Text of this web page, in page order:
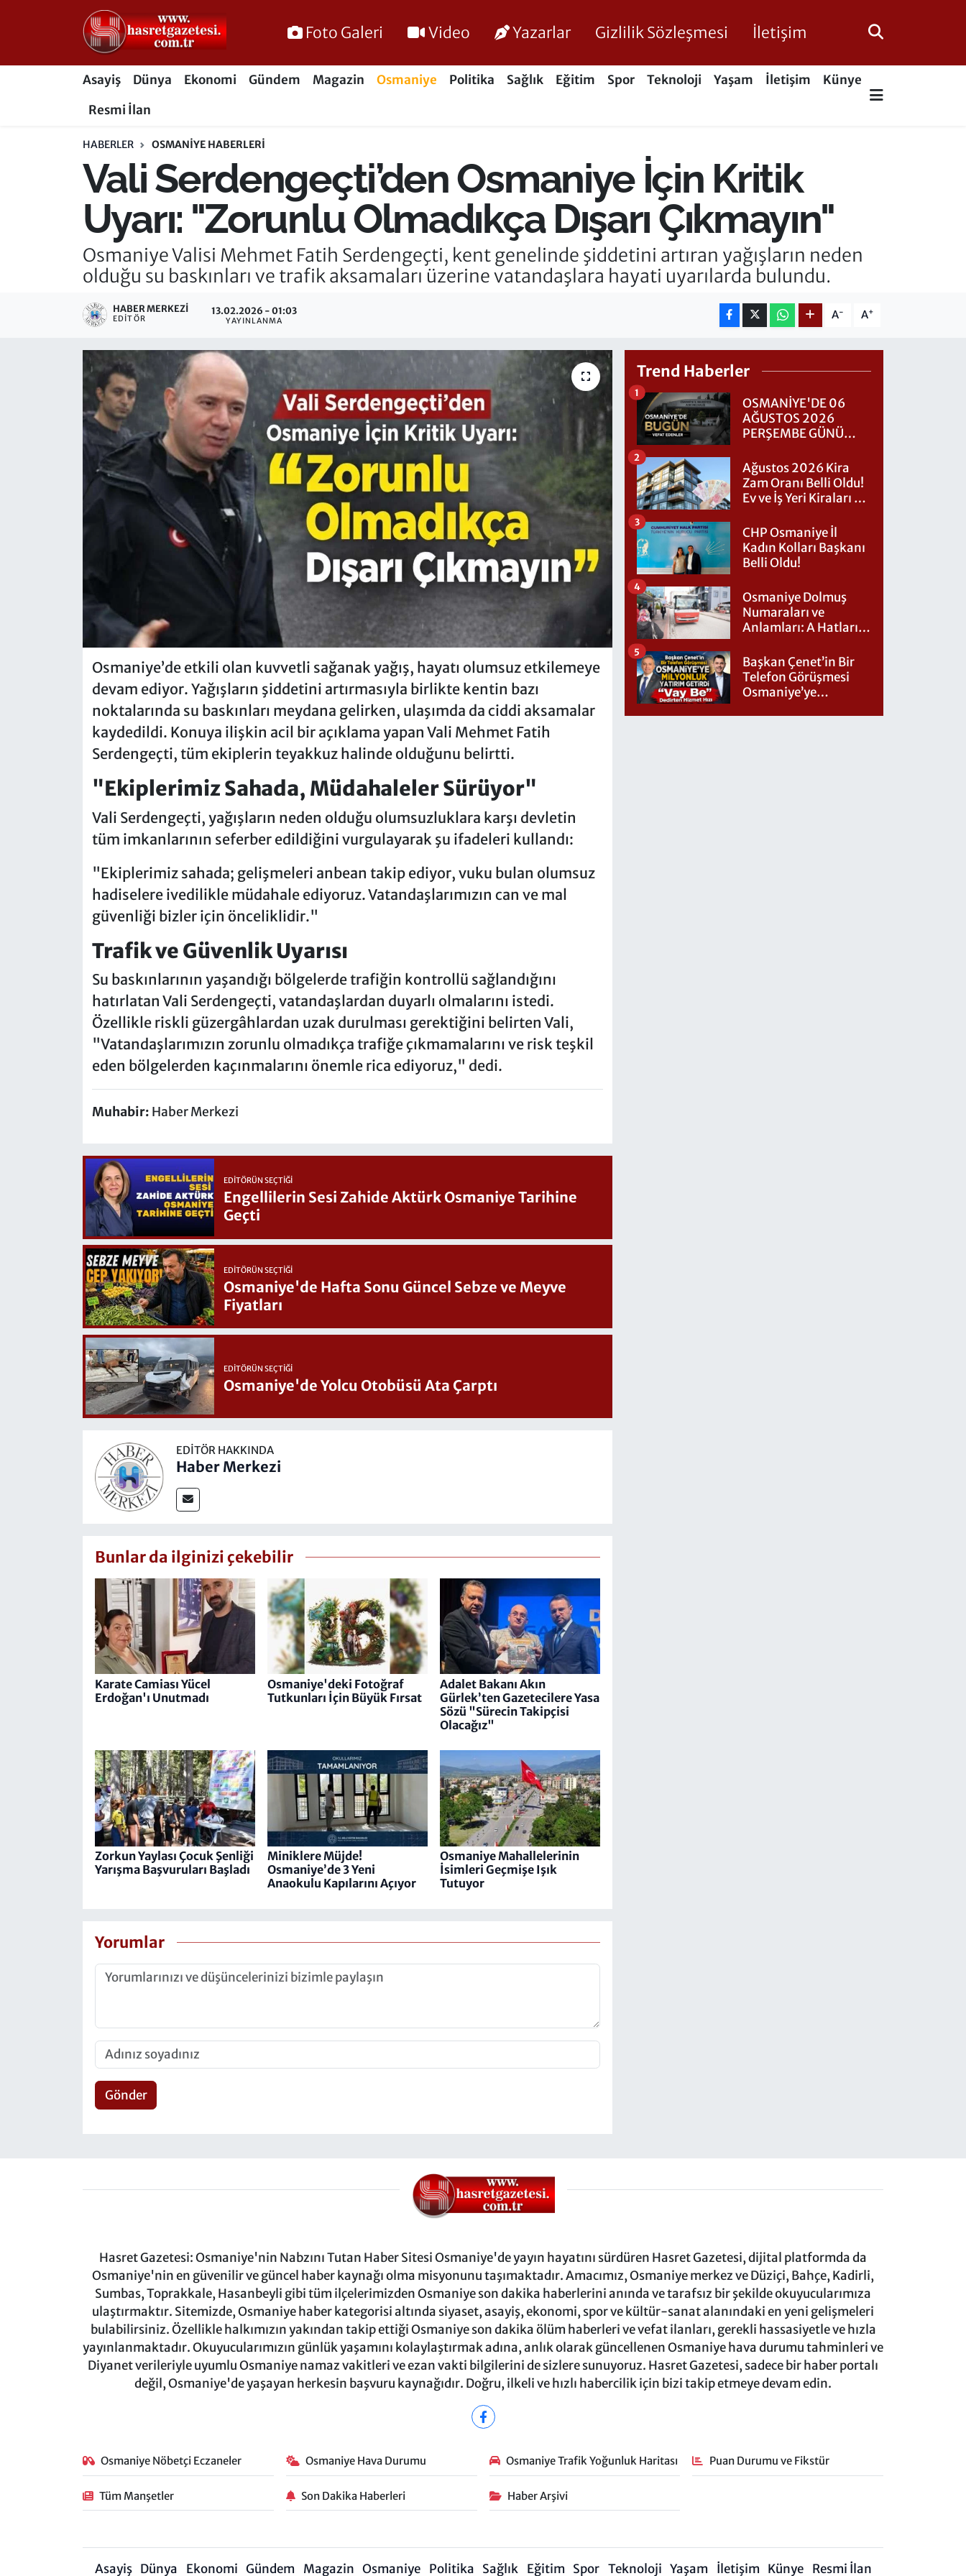
Foto Galeri Video Yazarlar Gizlilik Sözleşmesi İletişim
Asayiş Dünya Ekonomi Gündem Magazin Osmaniye Politika Sağlık Eğitim Spor Teknoloji Yaşam İletişim
Künye
Resmi İlan
HABERLER OSMANIYE HABERLERI
Vali Serdengeçti’den Osmaniye İçin Kritik
Uyarı: "Zorunlu Olmadıkça Dışarı Çıkmayın"
Osmaniye Valisi Mehmet Fatih Serdengeçti, kent genelinde şiddetini artıran yağışların neden
olduğu su baskınları ve trafik aksamaları üzerine vatandaşlara hayati uyarılarda bulundu.
HABER MERKEZI
EDITÖR
13.02.2026 - 01:03
YAYINLANMA A- A+
Osmaniye’de etkili olan kuvvetli sağanak yağış, hayatı olumsuz etkilemeye
devam ediyor. Yağışların şiddetini artırmasıyla birlikte kentin bazı
noktalarında su baskınları meydana gelirken, ulaşımda da ciddi aksamalar
kaydedildi. Konuya ilişkin acil bir açıklama yapan Vali Mehmet Fatih
Serdengeçti, tüm ekiplerin teyakkuz halinde olduğunu belirtti.
"Ekiplerimiz Sahada, Müdahaleler Sürüyor"
Vali Serdengeçti, yağışların neden olduğu olumsuzluklara karşı devletin
tüm imkanlarının seferber edildiğini vurgulayarak şu ifadeleri kullandı:
"Ekiplerimiz sahada; gelişmeleri anbean takip ediyor, vuku bulan olumsuz
hadiselere ivedilikle müdahale ediyoruz. Vatandaşlarımızın can ve mal
güvenliği bizler için önceliklidir."
Trafik ve Güvenlik Uyarısı
Su baskınlarının yaşandığı bölgelerde trafiğin kontrollü sağlandığını
hatırlatan Vali Serdengeçti, vatandaşlardan duyarlı olmalarını istedi.
Özellikle riskli güzergâhlardan uzak durulması gerektiğini belirten Vali,
"Vatandaşlarımızın zorunlu olmadıkça trafiğe çıkmamalarını ve risk teşkil
eden bölgelerden kaçınmalarını önemle rica ediyoruz," dedi.
Muhabir: Haber Merkezi
EDITÖRÜN SEÇTIĞI
Engellilerin Sesi Zahide Aktürk Osmaniye Tarihine
Geçti
EDITÖRÜN SEÇTIĞI
Osmaniye'de Hafta Sonu Güncel Sebze ve Meyve
Fiyatları
EDITÖRÜN SEÇTIĞI
Osmaniye'de Yolcu Otobüsü Ata Çarptı
EDITÖR HAKKINDA
Haber Merkezi
Bunlar da ilginizi çekebilir
Karate Camiası Yücel
Erdoğan'ı Unutmadı
Osmaniye'deki Fotoğraf
Tutkunları İçin Büyük Fırsat
Adalet Bakanı Akın
Gürlek’ten Gazetecilere Yasa
Sözü "Sürecin Takipçisi
Olacağız"
Zorkun Yaylası Çocuk Şenliği
Yarışma Başvuruları Başladı
Miniklere Müjde!
Osmaniye’de 3 Yeni
Anaokulu Kapılarını Açıyor
Osmaniye Mahallelerinin
İsimleri Geçmişe Işık
Tutuyor
Yorumlar
Gönder
Trend Haberler
OSMANİYE'DE 06
AĞUSTOS 2026
PERŞEMBE GÜNÜ
1
Ağustos 2026 Kira
Zam Oranı Belli Oldu!
Ev ve İş Yeri Kiraları Ne
2
CHP Osmaniye İl
Kadın Kolları Başkanı
Belli Oldu!
3
Osmaniye Dolmuş
Numaraları ve
Anlamları: A Hatları
4
Başkan Çenet’in Bir
Telefon Görüşmesi
Osmaniye’ye
5
Hasret Gazetesi: Osmaniye'nin Nabzını Tutan Haber Sitesi Osmaniye'de yayın hayatını sürdüren Hasret Gazetesi, dijital platformda da
Osmaniye'nin en güvenilir ve güncel haber kaynağı olma misyonunu taşımaktadır. Amacımız, Osmaniye merkez ve Düziçi, Bahçe, Kadirli,
Sumbas, Toprakkale, Hasanbeyli gibi tüm ilçelerimizden Osmaniye son dakika haberlerini anında ve tarafsız bir şekilde okuyucularımıza
ulaştırmaktır. Sitemizde, Osmaniye haber kategorisi altında siyaset, asayiş, ekonomi, spor ve kültür-sanat alanındaki en yeni gelişmeleri
bulabilirsiniz. Özellikle halkımızın yakından takip ettiği Osmaniye son dakika ölüm haberleri ve vefat ilanları, gerekli hassasiyetle ve hızla
yayınlanmaktadır. Okuyucularımızın günlük yaşamını kolaylaştırmak adına, anlık olarak güncellenen Osmaniye hava durumu tahminleri ve
Diyanet verileriyle uyumlu Osmaniye namaz vakitleri ve ezan vakti bilgilerini de sizlere sunuyoruz. Hasret Gazetesi, sadece bir haber portalı
değil, Osmaniye'de yaşayan herkesin başvuru kaynağıdır. Doğru, ilkeli ve hızlı habercilik için bizi takip etmeye devam edin.
Osmaniye Nöbetçi Eczaneler Osmaniye Hava Durumu Osmaniye Trafik Yoğunluk Haritası Puan Durumu ve Fikstür
Tüm Manşetler Son Dakika Haberleri Haber Arşivi
Asayiş Dünya Ekonomi Gündem Magazin Osmaniye Politika Sağlık Eğitim Spor Teknoloji Yaşam İletişim Künye Resmi İlan
Osmaniye Nöbetçi Eczaneler
Osmaniye Hava Durumu
Süper Lig Puan Durumu ve Fikstür
Tüm Manşetler
Son Dakika Haberleri
Haber Arşivi